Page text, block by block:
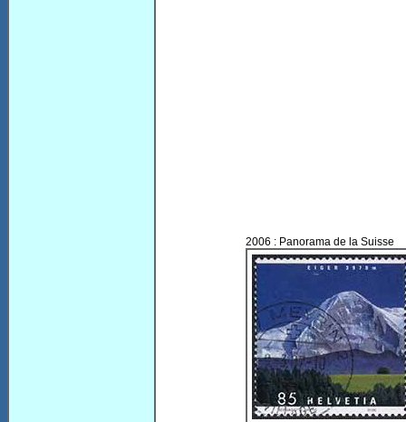
2006 : Panorama de la Suisse